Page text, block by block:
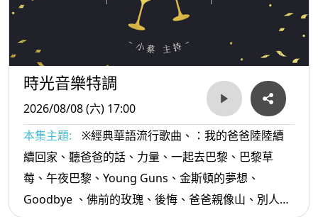
時光音樂特調
2026/08/08 (六) 17:00
本集主題:
※經典華語流行歌曲、：我的爸爸陸陸續
續回家、聽爸爸的話、力量、一起去巴黎、巴黎草
莓、午夜巴黎、Young Guns、金斯頓的夢想、
Goodbye 、佛前的玫瑰、後悔、爸爸親像山、別人